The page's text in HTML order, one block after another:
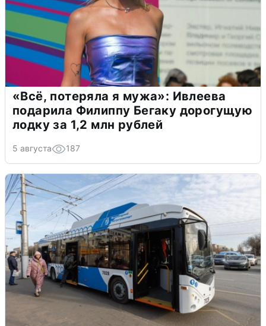
«Всё, потеряла я мужа»: Ивлеева
подарила Филиппу Бегаку дорогущую
лодку за 1,2 млн рублей
5 августа 187